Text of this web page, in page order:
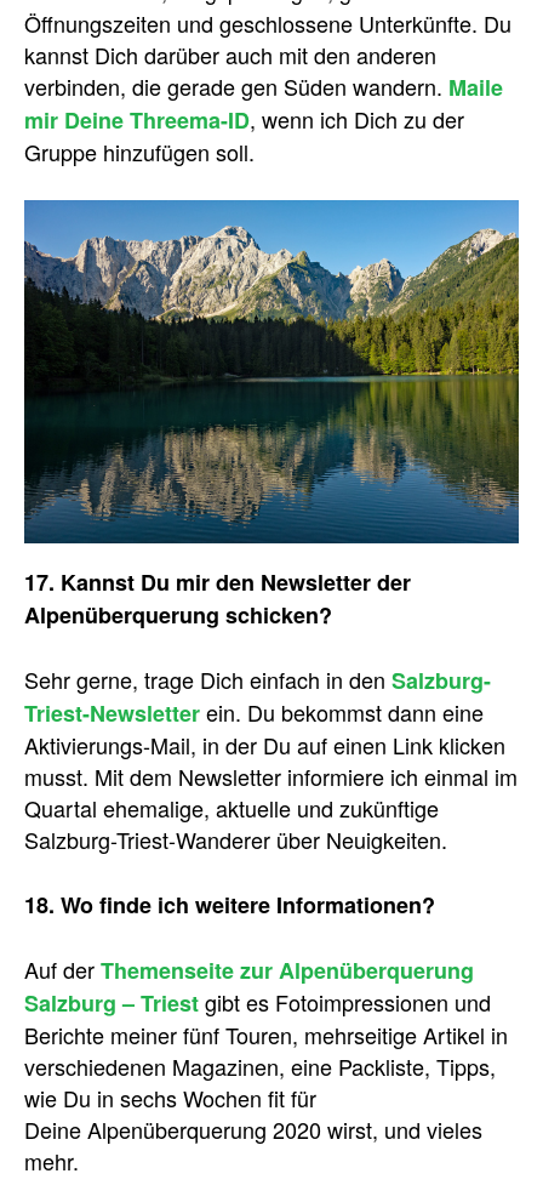
Öffnungszeiten und geschlossene Unterkünfte. Du
kannst Dich darüber auch mit den anderen
verbinden, die gerade gen Süden wandern. Maile
mir Deine Threema-ID, wenn ich Dich zu der
Gruppe hinzufügen soll.
17. Kannst Du mir den Newsletter der
Alpenüberquerung schicken?
Sehr gerne, trage Dich einfach in den Salzburg-
Triest-Newsletterein. Du bekommst dann eine
Aktivierungs-Mail, in der Du auf einen Link klicken
musst. Mit dem Newsletter informiere ich einmal im
Quartal ehemalige, aktuelle und zukünftige
Salzburg-Triest-Wanderer über Neuigkeiten.
18. Wo finde ich weitere Informationen?
Auf derThemenseite zur Alpenüberquerung
Salzburg – Triestgibt es Fotoimpressionen und
Berichte meiner fünf Touren, mehrseitige Artikel in
verschiedenen Magazinen, eine Packliste, Tipps,
wie Du in sechs Wochen fit für
Deine Alpenüberquerung 2020 wirst, und vieles
mehr.